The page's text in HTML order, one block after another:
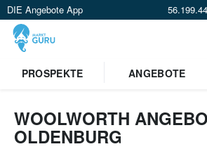
DIE Angebote App
PROSPEKTE
ANGEBOTE
WOOLWORTH
OLDENBURG